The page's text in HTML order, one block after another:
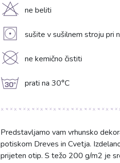
H ne beliti
V sušite v sušilnem stroju pri
K ne kemično čistiti
g prati na 30°C
Predstavljamo vam vrhunsko
potiskom Dreves in Cvetja.
prijeten otip. S težo 200 g/m2 je